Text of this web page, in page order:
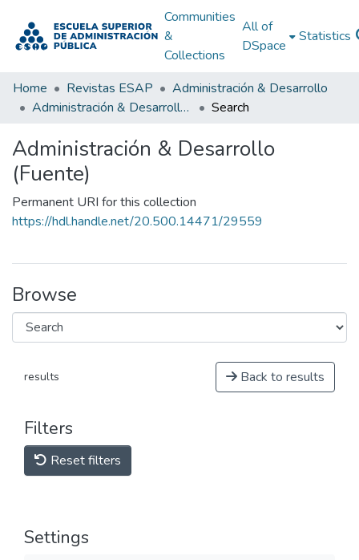
Communities
&
Collections
All of
DSpace
Statistics
Home Revistas ESAP
Administración & Desarrollo
Administración & Desarrollo (Fuente)
Search
Administración & Desarrollo
(Fuente)
Permanent URI for this collection
https://hdl.handle.net/20.500.14471/29559
Browse
results Back to results
Filters
Reset filters
Settings